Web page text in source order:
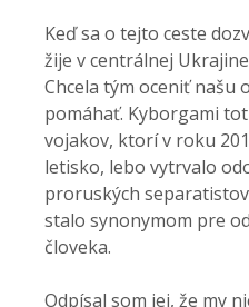
Keď sa o tejto ceste
žije v centrálnej
Chcela tým oceniť našu
pomáhať. Kyborgami
vojakov, ktorí v roku
letisko, lebo vytrvalo
proruských
stalo synonymom pre
človeka.
Odpísal som jej, že my